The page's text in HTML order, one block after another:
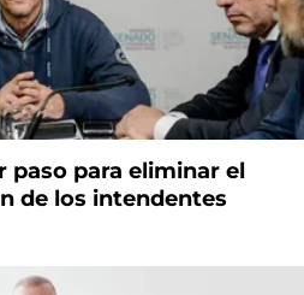
paso para eliminar el
de los intendentes